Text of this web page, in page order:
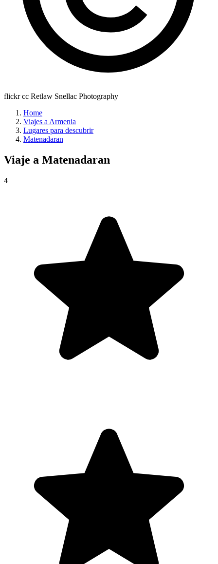
flickr cc Retlaw Snellac Photography
Home
Viajes a Armenia
Lugares para descubrir
Matenadaran
Viaje a Matenadaran
4